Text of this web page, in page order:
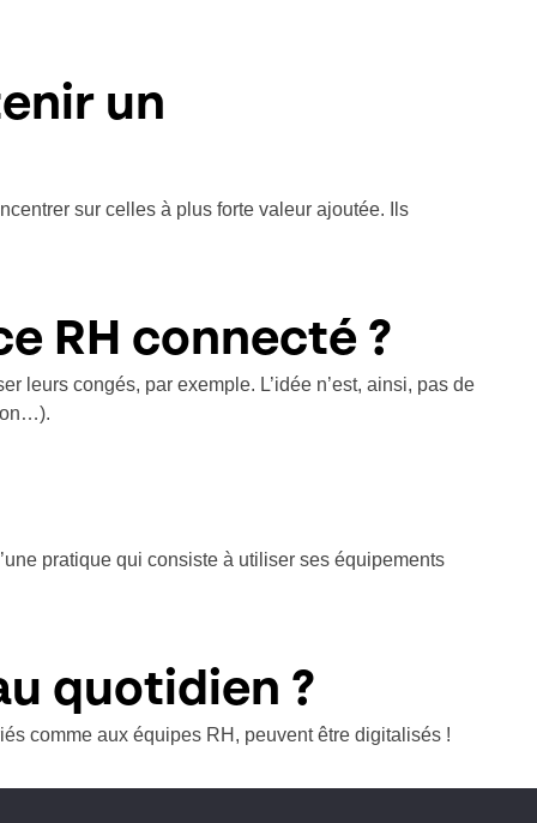
un
sur celles à plus forte valeur ajoutée. Ils
RH connecté ?
leurs congés, par exemple. L’idée n’est, ainsi, pas de
pratique qui consiste à utiliser ses équipements
quotidien ?
comme aux équipes RH, peuvent être digitalisés !